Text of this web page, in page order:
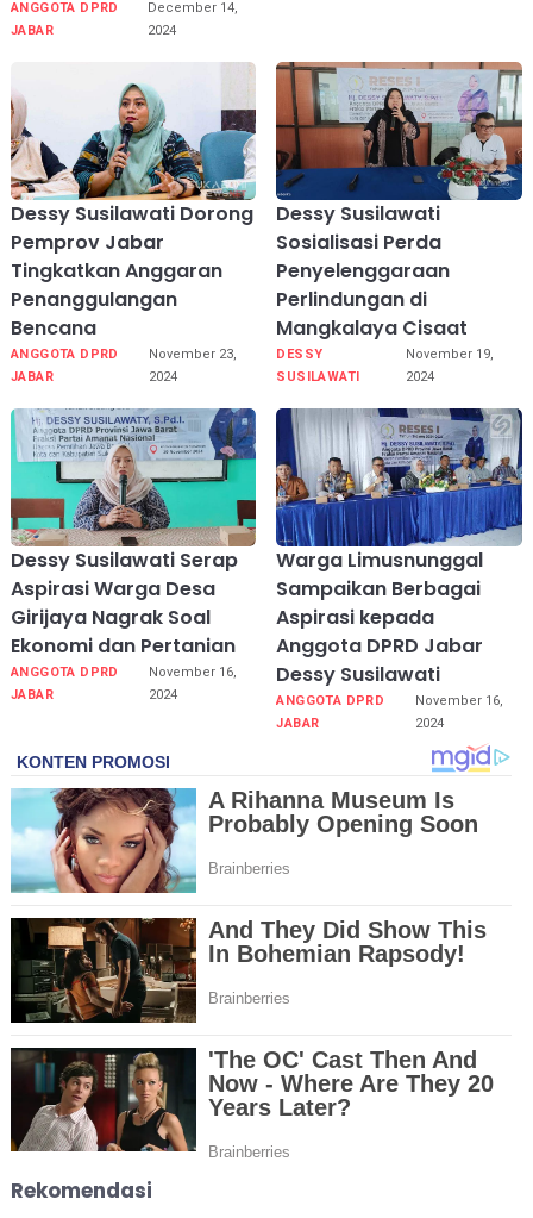
ANGGOTA DPRD
JABAR
December 14,
2024
Dessy Susilawati Dorong
Pemprov Jabar
Tingkatkan Anggaran
Penanggulangan
Bencana
ANGGOTA DPRD
JABAR
November 23,
2024
Dessy Susilawati
Sosialisasi Perda
Penyelenggaraan
Perlindungan di
Mangkalaya Cisaat
DESSY
SUSILAWATI
November 19,
2024
Dessy Susilawati Serap
Aspirasi Warga Desa
Girijaya Nagrak Soal
Ekonomi dan Pertanian
ANGGOTA DPRD
JABAR
November 16,
2024
Warga Limusnunggal
Sampaikan Berbagai
Aspirasi kepada
Anggota DPRD Jabar
Dessy Susilawati
ANGGOTA DPRD
JABAR
November 16,
2024
Rekomendasi